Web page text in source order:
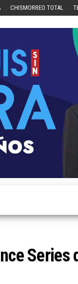
CHISMORREO TOTAL
Series